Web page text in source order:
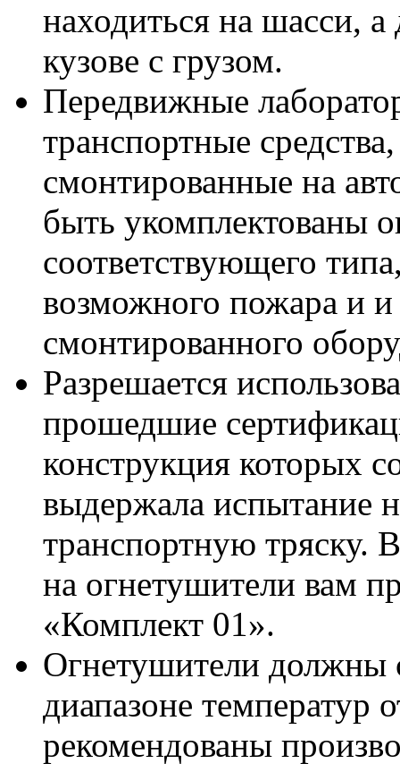
находиться на шасси,
кузове с грузом.
Передвижные
транспортные
смонтированные на
быть укомплектованы
соответствующего
возможного пожара и и
смонтированного
Разрешается
прошедшие
конструкция которых
выдержала испытание
транспортную тряску.
на огнетушители вам
«Комплект 01».
Огнетушители должны
диапазоне температур
рекомендованы